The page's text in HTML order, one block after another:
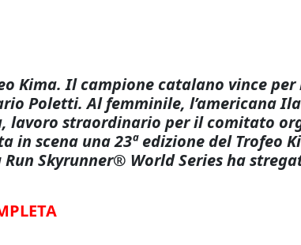
Kima. Il campione catalano vince
Poletti. Al femminile, l’americana
lavoro straordinario per il comitato
in scena una 23ª edizione del Trofeo
Skyrunner® World Series ha